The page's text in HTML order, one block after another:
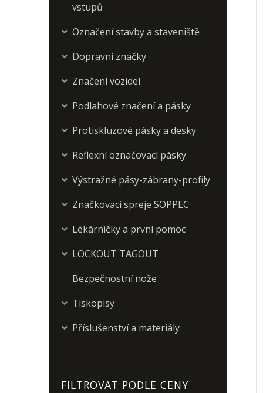
vstupů
›Označení stavby a staveniště
›Dopravní značky
›Značení vozidel
›Podlahové značení a pásky
›Protiskluzové pásky a desky
›Reflexní označovací pásky
›Výstražné pásy-zábrany-profily
›Značkovací spreje SOPPEC
›Lékárničky a první pomoc
›LOCKOUT TAGOUT
Bezpečnostní nože
›Tiskopisy
›Příslušenství a materiály
FILTROVAT PODLE CENY